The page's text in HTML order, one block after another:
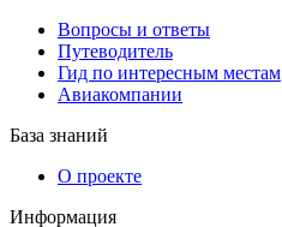
Вопросы и ответы
Путеводитель
Гид по интересным местам
Авиакомпании
База знаний
О проекте
Информация